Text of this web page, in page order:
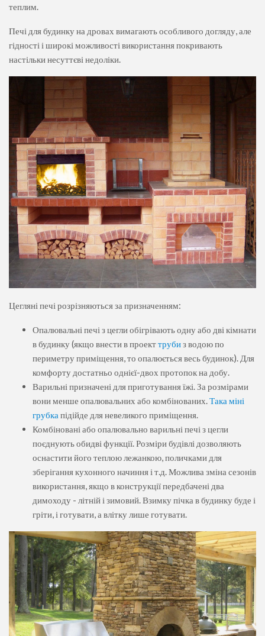
теплим.
Печі для будинку на дровах вимагають особливого догляду, але
гідності і широкі можливості використання покривають
настільки несуттєві недоліки.
Цегляні печі розрізняються за призначенням:
Опалювальні печі з цегли обігрівають одну або дві кімнати
в будинку (якщо внести в проекттрубиз водою по
периметру приміщення, то опалюється весь будинок). Для
комфорту достатньо однієї-двох протопок на добу.
Варильні призначені для приготування їжі. За розмірами
вони менше опалювальних або комбінованих.Така міні
грубка підійде для невеликого приміщення.
Комбіновані або опалювально варильні печі з цегли
поєднують обидві функції. Розміри будівлі дозволяють
оснастити його теплою лежанкою, поличками для
зберігання кухонного начиння і т.д. Можлива зміна сезонів
використання, якщо в конструкції передбачені два
димоходу - літній і зимовий. Взимку пічка в будинку буде і
гріти, і готувати, а влітку лише готувати.